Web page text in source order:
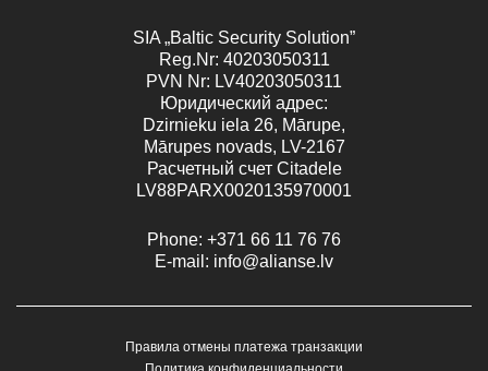
SIA „Baltic Security Solution”
Reg.Nr: 40203050311
PVN Nr: LV40203050311
Юридический адрес:
Dzirnieku iela 26, Mārupe,
Mārupes novads, LV-2167
Расчетный счет Citadele
LV88PARX0020135970001
Phone: +371 66 11 76 76
E-mail: info@alianse.lv
Правила отмены платежа транзакции